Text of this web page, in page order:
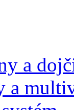
a
a